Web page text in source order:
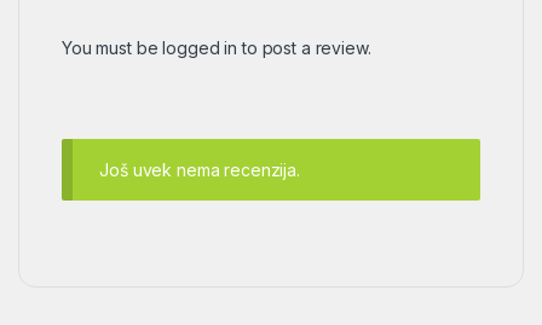
You must belogged in to post a review.
Još uvek nema recenzija.